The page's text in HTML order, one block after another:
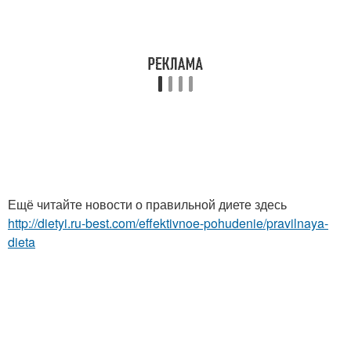
Ещё читайте новости о правильной диете здесь
http://dietyi.ru-best.com/effektivnoe-pohudenie/pravilnaya-
dieta